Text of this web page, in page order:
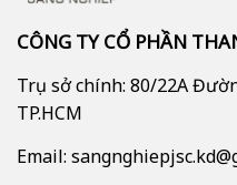
CÔNG TY CỔ PHẦN
Trụ sở chính: 80/22A
TP.HCM
Email: